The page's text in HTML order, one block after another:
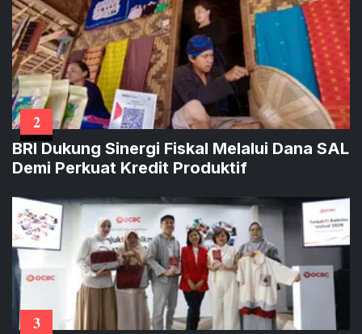
2
BRI Dukung Sinergi Fiskal Melalui Dana SAL
Demi Perkuat Kredit Produktif
3